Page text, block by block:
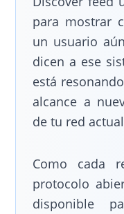
para mostrar
un usuario
dicen a ese
está
alcance a
de tu red
Como cada
protocolo
disponible